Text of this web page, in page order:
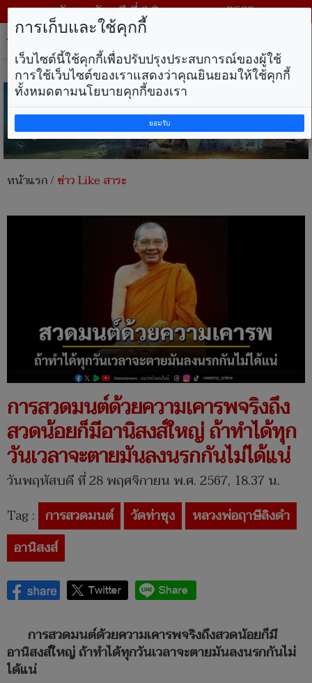
วันพฤหัสบดี ที่ 6 สิงหาคม พ.ศ. 2569
หน้าแรก/ข่าว Like สาระ
การสวดมนต์ด้วยความเคารพจริงถึง
สวดน้อยก็มีอานิสงส์ใหญ่ ถ้าทำได้ทุก
วันเวลาจะตายมันลงนรกกันไม่ได้แน่
วันพฤหัสบดี ที่ 28 พฤศจิกายน พ.ศ. 2567, 18.37 น.
Tag : การสวดมนต์ วัดท่าซุง
หลวงพ่อฤาษีลิงดำ
อานิสงส์
การสวดมนต์ด้วยความเคารพจริงถึงสวดน้อยก็มี
อานิสงส์ใหญ่ ถ้าทำได้ทุกวันเวลาจะตายมันลงนรกกันไม่
ได้แน่
การเก็บและใช้คุกกี้
เว็บไซต์นี้ใช้คุกกี้เพื่อปรับปรุงประสบการณ์ของผู้ใช้
การใช้เว็บไซต์ของเราแสดงว่าคุณยินยอมให้ใช้คุกกี้
ทั้งหมดตามนโยบายคุกกี้ของเรา
ยอมรับ